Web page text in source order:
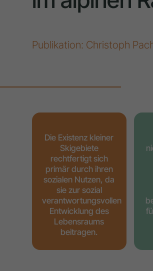
Publikation: Christoph
Die Existenz kleiner
Skigebiete
rechtfertigt sich
primär durch ihren
sozialen Nutzen, da
sie zur sozial
verantwortungsvollen
Entwicklung des
Lebensraums
beitragen.